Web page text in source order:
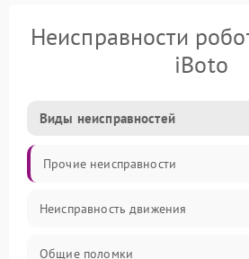
Неисправности
iBoto
Виды неисправностей
Прочие неисправности
Неисправность движения
Общие поломки